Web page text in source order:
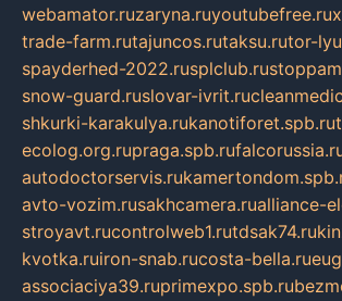
webamator.ruzaryna.ruyoutubefree.ru
trade-farm.rutajuncos.rutaksu.rutor-
spayderhed-2022.rusplclub.ru
snow-guard.ruslovar-ivrit.ru
shkurki-karakulya.rukanotiforet.spb.ru
ecolog.org.rupraga.spb.ru
autodoctorservis.ru
avto-vozim.rusakhcamera.rualliance-
stroyavt.rucontrolweb1.rutdsak74.ru
kvotka.ruiron-snab.rucosta-bella.ru
associaciya39.ruprimexpo.spb.ru